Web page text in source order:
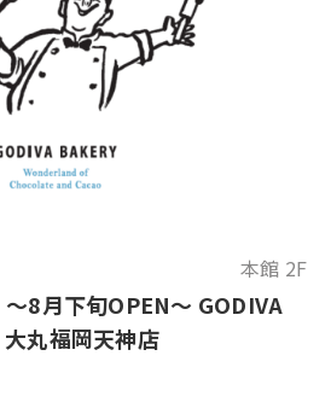
本館 2F
～8月下旬OPEN～ GODIVA
丸福岡天神店